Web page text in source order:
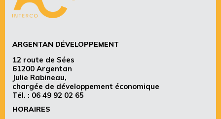
ARGENTAN DÉVELOPPEMENT
12 route de Sées
61200 Argentan
Julie Rabineau,
chargée de développement économique
Tél. : 06 49 92 02 65
HORAIRES